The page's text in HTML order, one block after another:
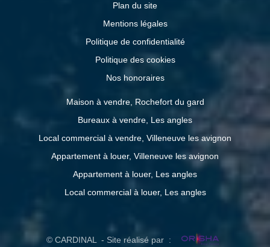
Plan du site
Mentions légales
Politique de confidentialité
Politique des cookies
Nos honoraires
Maison à vendre, Rochefort du gard
Bureaux à vendre, Les angles
Local commercial à vendre, Villeneuve les avignon
Appartement à louer, Villeneuve les avignon
Appartement à louer, Les angles
Local commercial à louer, Les angles
© CARDINAL - Site réalisé par :